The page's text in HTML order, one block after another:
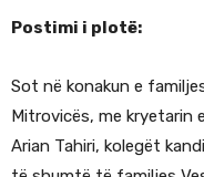
Postimi i plotë:
Sot në konakun e
Mitrovicës, me kryetarin
Arian Tahiri, kolegët